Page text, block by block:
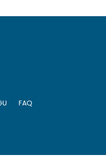
FAQ